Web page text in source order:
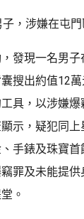
，涉嫌在屯門
發現一名男子
搜出約值12
具，以涉嫌爆
示，疑犯同
手錶及珠寶
罪及未能提
。